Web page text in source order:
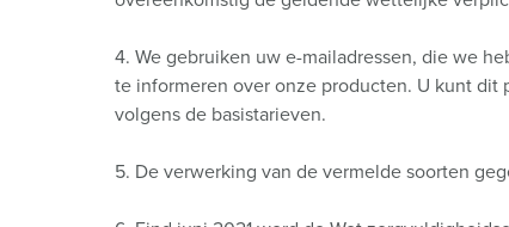
4. We gebruiken uw e-mailadressen, die we
te informeren over onze producten. U kunt dit
volgens de basistarieven.
5. De verwerking van de vermelde soorten